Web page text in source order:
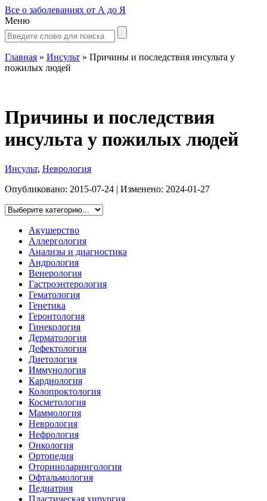
Все о заболеваниях от А до Я
Меню
Главная » Инсульт » Причины и последствия инсульта у
пожилых людей
Причины и последствия
инсульта у пожилых людей
Инсульт, Неврология
Опубликовано: 2015-07-24 | Изменено: 2024-01-27
Акушерство
Аллергология
Анализы и диагностика
Андрология
Венерология
Гастроэнтерология
Гематология
Генетика
Геронтология
Гинекология
Дерматология
Дефектология
Диетология
Иммунология
Кардиология
Колопроктология
Косметология
Маммология
Неврология
Нефрология
Онкология
Ортопедия
Оториноларингология
Офтальмология
Педиатрия
Пластическая хирургия